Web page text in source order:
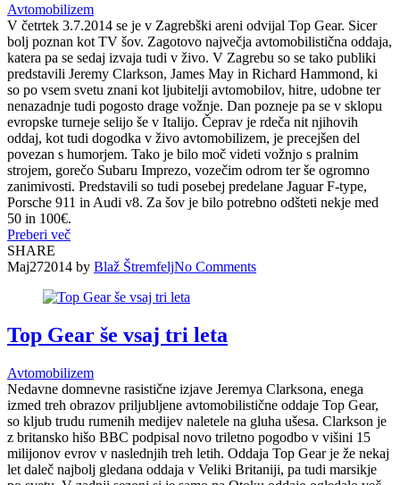
Avtomobilizem
V četrtek 3.7.2014 se je v Zagrebški areni odvijal Top Gear. Sicer
bolj poznan kot TV šov. Zagotovo največja avtomobilistična oddaja,
katera pa se sedaj izvaja tudi v živo. V Zagrebu so se tako publiki
predstavili Jeremy Clarkson, James May in Richard Hammond, ki
so po vsem svetu znani kot ljubitelji avtomobilov, hitre, udobne ter
nenazadnje tudi pogosto drage vožnje. Dan pozneje pa se v sklopu
evropske turneje selijo še v Italijo. Čeprav je rdeča nit njihovih
oddaj, kot tudi dogodka v živo avtomobilizem, je precejšen del
povezan s humorjem. Tako je bilo moč videti vožnjo s pralnim
strojem, gorečo Subaru Imprezo, vozečim odrom ter še ogromno
zanimivosti. Predstavili so tudi posebej predelane Jaguar F-type,
Porsche 911 in Audi v8. Za šov je bilo potrebno odšteti nekje med
50 in 100€.
Preberi več
SHARE
Maj272014 by Blaž ŠtremfeljNo Comments
Top Gear še vsaj tri leta
Avtomobilizem
Nedavne domnevne rasistične izjave Jeremya Clarksona, enega
izmed treh obrazov priljubljene avtomobilistične oddaje Top Gear,
so kljub trudu rumenih medijev naletele na gluha ušesa. Clarkson je
z britansko hišo BBC podpisal novo triletno pogodbo v višini 15
milijonov evrov v naslednjih treh letih. Oddaja Top Gear je že nekaj
let daleč najbolj gledana oddaja v Veliki Britaniji, pa tudi marsikje